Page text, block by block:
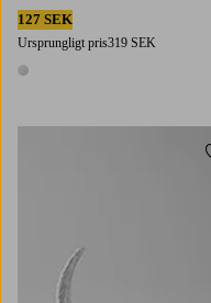
127 SEK
Ursprungligt pris319 SEK
1 färg